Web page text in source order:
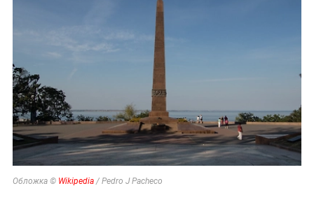
Обложка © Wikipedia/ Pedro J Pacheco